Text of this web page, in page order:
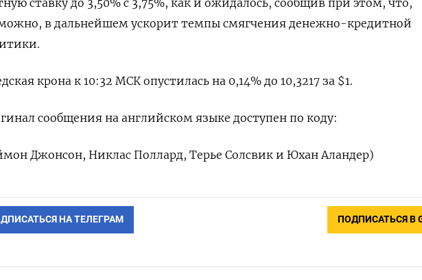
ставку до 3,50% с 3,75%, как и ожидалось, сообщив при этом, что,
в дальнейшем ускорит темпы смягчения денежно-кредитной
крона к 10:32 МСК опустилась на 0,14% до 10,3217 за $1.
сообщения на английском языке доступен по коду:
Джонсон, Никлас Поллард, Терье Солсвик и Юхан Аландер)
НА ТЕЛЕГРАМ ПОДПИСАТЬСЯ В